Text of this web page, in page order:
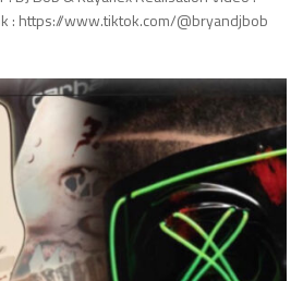
: https://www.tiktok.com/@bryandjbob